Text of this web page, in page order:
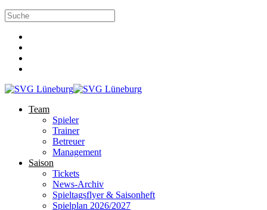
Team
Spieler
Trainer
Betreuer
Management
Saison
Tickets
News-Archiv
Spieltagsflyer & Saisonheft
Spielplan 2026/2027